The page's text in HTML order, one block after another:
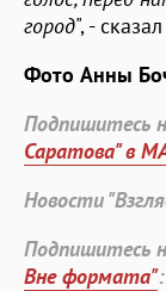
город", -
Фото Анны
Подпишитесь
Саратова" в
Новости
Подпишитесь
Вне формата"